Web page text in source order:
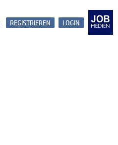
LOGIN
REGISTRIEREN